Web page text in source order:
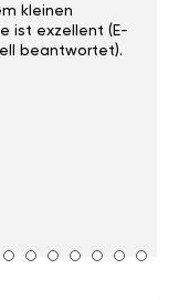
kleinen
ist exzellent (E-
beantwortet).